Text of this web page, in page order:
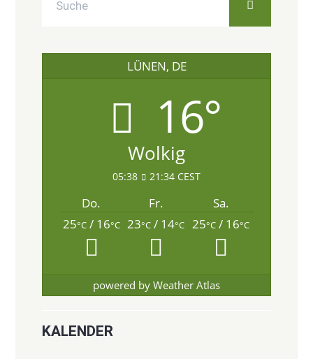
LÜNEN, DE
16°
Wolkig
05:38 21:34 CEST
Do. Fr.
Sa.
25°C/ 16°C 23°C / 14°C 25°C / 16°C
powered by Weather Atlas
KALENDER